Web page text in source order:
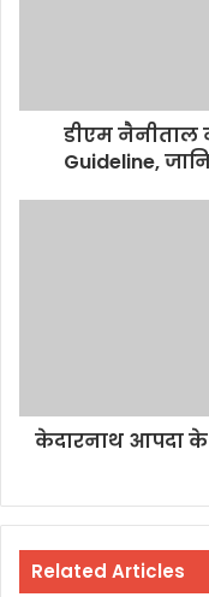
डीएम नैनीताल
Guideline,
केदारनाथ आपदा
Related Articles